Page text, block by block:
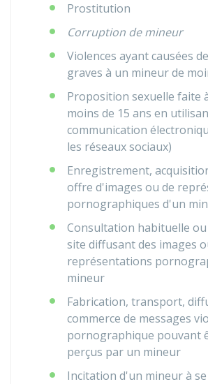
Prostitution
Corruption de mineur
Violences ayant causées
graves à un mineur de
Proposition sexuelle faite
moins de 15 ans en
communication
les réseaux sociaux)
Enregistrement,
offre d'images ou de
pornographiques d'un
Consultation habituelle
site diffusant des images
représentations
mineur
Fabrication, transport,
commerce de messages
pornographique pouvant
perçus par un mineur
Incitation d'un mineur à